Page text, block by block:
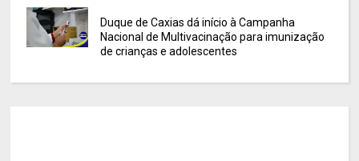
Duque de Caxias dá início à Campanha
Nacional de Multivacinação para imunização
de crianças e adolescentes